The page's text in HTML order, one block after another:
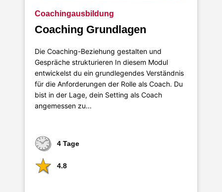
Coachingausbildung
Coaching Grundlagen
Die Coaching-Beziehung gestalten und
Gespräche strukturieren In diesem Modul
entwickelst du ein grundlegendes Verständnis
für die Anforderungen der Rolle als Coach. Du
bist in der Lage, dein Setting als Coach
angemessen zu...
4 Tage
4.8